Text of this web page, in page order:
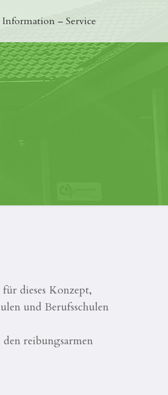
Information – Service
dieses Konzept,
und Berufsschulen
reibungsarmen